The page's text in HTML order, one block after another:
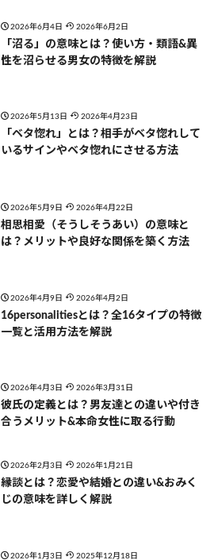
2026年6月4日 2026年6月2日
「沼る」の意味とは？使い方・類語&異
性を沼らせる男女の特徴を解説
2026年5月13日 2026年4月23日
「ベタ惚れ」とは？相手がベタ惚れして
いるサインやベタ惚れにさせる方法
2026年5月9日 2026年4月22日
相思相愛（そうしそうあい）の意味と
は？メリットや良好な関係を築く方法
2026年4月9日 2026年4月2日
16personalitiesとは？全16タイプの特徴
一覧と活用方法を解説
2026年4月3日 2026年3月31日
彼氏の定義とは？男友達との違いや付き
合うメリット&本命女性に取る行動
2026年2月3日 2026年1月21日
縁談とは？恋愛や結婚との違い&おみく
じの意味を詳しく解説
2026年1月3日 2025年12月18日